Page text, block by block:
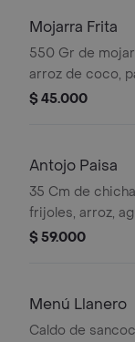
Mojarra Frita
550 Gr de
arroz de coco,
de la casa y
$ 45.000
Antojo Paisa
35 Cm de
frijoles, arroz,
maduro, arepa,
$ 59.000
Menú Llanero
Caldo de